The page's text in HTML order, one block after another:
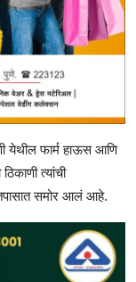
येथील फार्म हाऊस आणि
त्यांची
तपासात समोर आलं आहे.